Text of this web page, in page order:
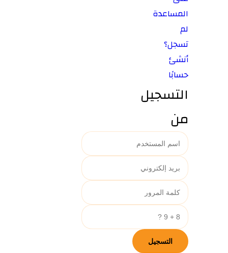
المساعدة
لم
تسجل؟
أنشئ
حسابًا
التسجيل
من